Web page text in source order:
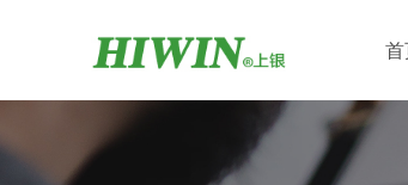
首